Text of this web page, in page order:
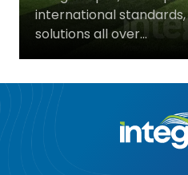
Баскетбольные Корты
Волейбольные Корты
Гандбольные Корты
Многофункциональные
Натуральная Трава
international
solutions all over...